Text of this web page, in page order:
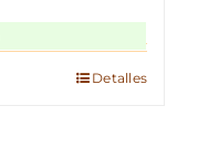
Detalles